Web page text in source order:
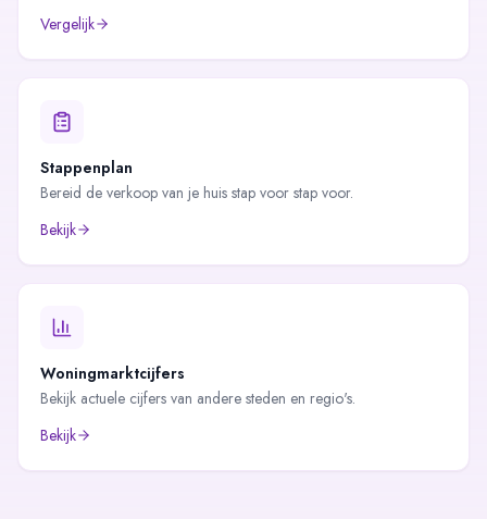
Vergelijk
Stappenplan
Bereid de verkoop van je huis stap voor stap voor.
Bekijk
Woningmarktcijfers
Bekijk actuele cijfers van andere steden en regio's.
Bekijk